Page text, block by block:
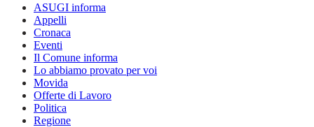
ASUGI informa
Appelli
Cronaca
Eventi
Il Comune informa
Lo abbiamo provato per voi
Movida
Offerte di Lavoro
Politica
Regione